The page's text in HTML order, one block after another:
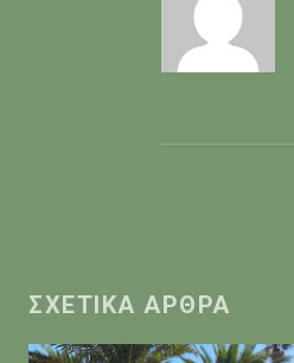
ΣΧΕΤΙΚΆ ΆΡΘΡΑ